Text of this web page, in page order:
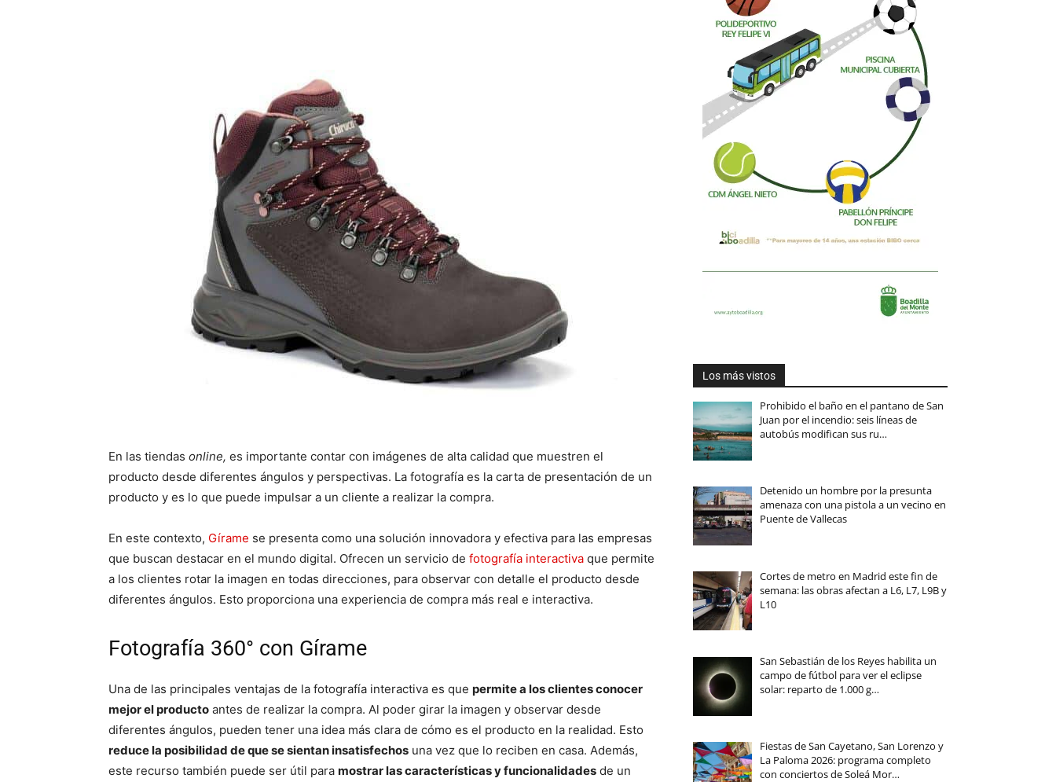
En las tiendas online, es importante contar con imágenes de alta calidad que muestren el
producto desde diferentes ángulos y perspectivas. La fotografía es la carta de presentación de un
producto y es lo que puede impulsar a un cliente a realizar la compra.
En este contexto, Gírame se presenta como una solución innovadora y efectiva para las empresas
que buscan destacar en el mundo digital. Ofrecen un servicio de fotografía interactiva que permite
a los clientes rotar la imagen en todas direcciones, para observar con detalle el producto desde
diferentes ángulos. Esto proporciona una experiencia de compra más real e interactiva.
Fotografía 360° con Gírame
Una de las principales ventajas de la fotografía interactiva es que permite a los clientes conocer
mejor el producto antes de realizar la compra. Al poder girar la imagen y observar desde
diferentes ángulos, pueden tener una idea más clara de cómo es el producto en la realidad. Esto
reduce la posibilidad de que se sientan insatisfechos una vez que lo reciben en casa. Además,
este recurso también puede ser útil para mostrar las características y funcionalidades de un
Los más vistos
Prohibido el baño en el pantano de San
Juan por el incendio: seis líneas de
autobús modifican sus ru…
Detenido un hombre por la presunta
amenaza con una pistola a un vecino en
Puente de Vallecas
Cortes de metro en Madrid este fin de
semana: las obras afectan a L6, L7, L9B y
L10
San Sebastián de los Reyes habilita un
campo de fútbol para ver el eclipse
solar: reparto de 1.000 g…
Fiestas de San Cayetano, San Lorenzo y
La Paloma 2026: programa completo
con conciertos de Soleá Mor…